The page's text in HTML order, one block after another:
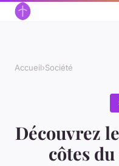
Accueil›Société
Découvrez
côtes